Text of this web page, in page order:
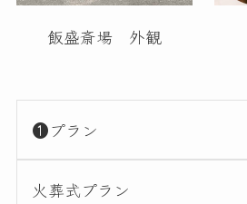
飯盛斎場 外観
❶プラン
火葬式プラン